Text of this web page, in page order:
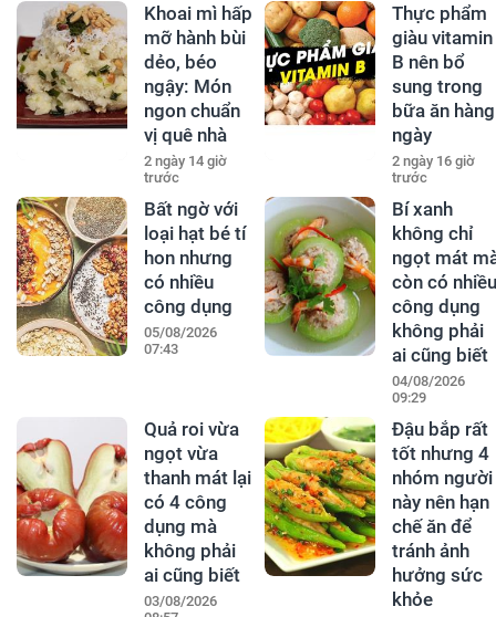
Khoai mì hấp
mỡ hành bùi
dẻo, béo
ngậy: Món
ngon chuẩn
vị quê nhà
2 ngày 14 giờ
trước
Thực phẩm
giàu vitamin
B nên bổ
sung trong
bữa ăn hàng
ngày
2 ngày 16 giờ
trước
Bất ngờ với
loại hạt bé tí
hon nhưng
có nhiều
công dụng
05/08/2026
07:43
Bí xanh
không chỉ
ngọt mát
còn có nhiều
công dụng
không phải
ai cũng biết
04/08/2026
09:29
Quả roi vừa
ngọt vừa
thanh mát lại
có 4 công
dụng mà
không phải
ai cũng biết
03/08/2026
Đậu bắp rất
tốt nhưng 4
nhóm người
này nên hạn
chế ăn để
tránh ảnh
hưởng sức
khỏe